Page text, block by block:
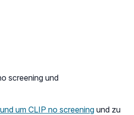
screening und
um CLIP no screening und zu